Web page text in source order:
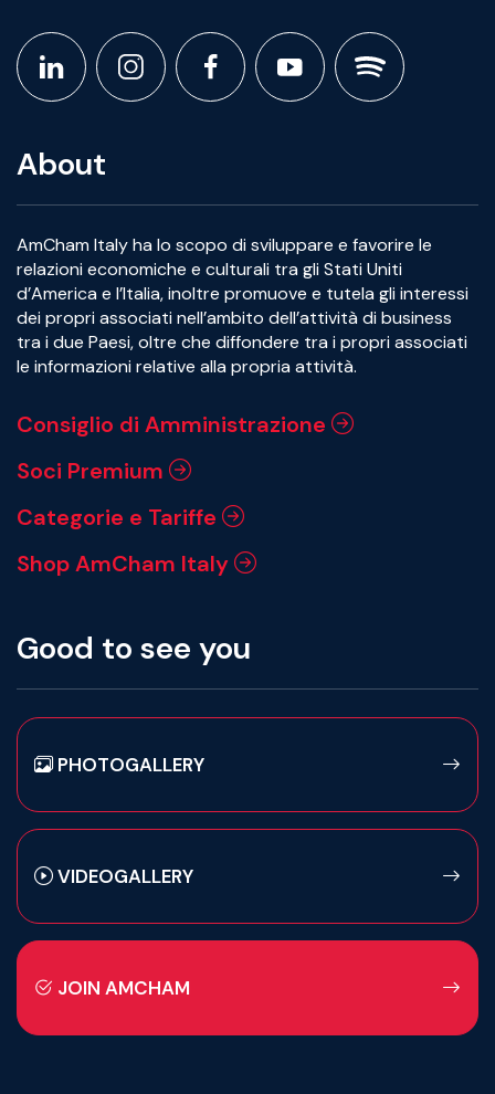
About
AmCham Italy ha lo scopo di sviluppare e favorire le
relazioni economiche e culturali tra gli Stati Uniti
d’America e l’Italia, inoltre promuove e tutela gli interessi
dei propri associati nell’ambito dell’attività di business
tra i due Paesi, oltre che diffondere tra i propri associati
le informazioni relative alla propria attività.
Consiglio di Amministrazione
Soci Premium
Categorie e Tariffe
Shop AmCham Italy
Good to see you
PHOTOGALLERY
VIDEOGALLERY
JOIN AMCHAM